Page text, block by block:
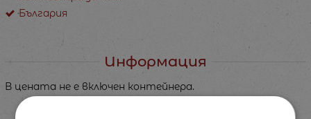
България
Информация
В цената не е включен контейнера.